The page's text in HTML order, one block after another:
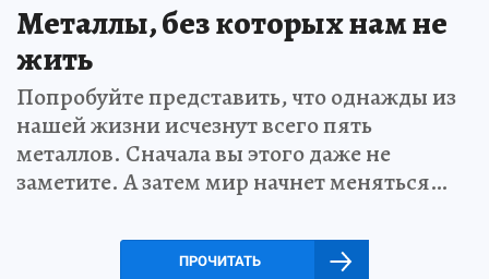
Металлы, без которых нам не
жить
Попробуйте представить, что однажды из
нашей жизни исчезнут всего пять
металлов. Сначала вы этого даже не
заметите. А затем мир начнет меняться…
ПРОЧИТАТЬ